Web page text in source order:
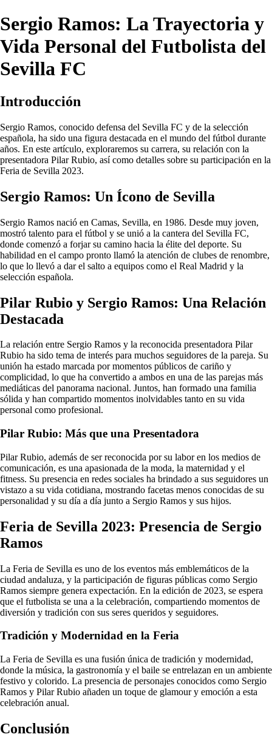
Sergio Ramos: La Trayectoria y
Vida Personal del Futbolista del
Sevilla FC
Introducción
Sergio Ramos, conocido defensa del Sevilla FC y de la selección
española, ha sido una figura destacada en el mundo del fútbol durante
años. En este artículo, exploraremos su carrera, su relación con la
presentadora Pilar Rubio, así como detalles sobre su participación en la
Feria de Sevilla 2023.
Sergio Ramos: Un Ícono de Sevilla
Sergio Ramos nació en Camas, Sevilla, en 1986. Desde muy joven,
mostró talento para el fútbol y se unió a la cantera del Sevilla FC,
donde comenzó a forjar su camino hacia la élite del deporte. Su
habilidad en el campo pronto llamó la atención de clubes de renombre,
lo que lo llevó a dar el salto a equipos como el Real Madrid y la
selección española.
Pilar Rubio y Sergio Ramos: Una Relación
Destacada
La relación entre Sergio Ramos y la reconocida presentadora Pilar
Rubio ha sido tema de interés para muchos seguidores de la pareja. Su
unión ha estado marcada por momentos públicos de cariño y
complicidad, lo que ha convertido a ambos en una de las parejas más
mediáticas del panorama nacional. Juntos, han formado una familia
sólida y han compartido momentos inolvidables tanto en su vida
personal como profesional.
Pilar Rubio: Más que una Presentadora
Pilar Rubio, además de ser reconocida por su labor en los medios de
comunicación, es una apasionada de la moda, la maternidad y el
fitness. Su presencia en redes sociales ha brindado a sus seguidores un
vistazo a su vida cotidiana, mostrando facetas menos conocidas de su
personalidad y su día a día junto a Sergio Ramos y sus hijos.
Feria de Sevilla 2023: Presencia de Sergio
Ramos
La Feria de Sevilla es uno de los eventos más emblemáticos de la
ciudad andaluza, y la participación de figuras públicas como Sergio
Ramos siempre genera expectación. En la edición de 2023, se espera
que el futbolista se una a la celebración, compartiendo momentos de
diversión y tradición con sus seres queridos y seguidores.
Tradición y Modernidad en la Feria
La Feria de Sevilla es una fusión única de tradición y modernidad,
donde la música, la gastronomía y el baile se entrelazan en un ambiente
festivo y colorido. La presencia de personajes conocidos como Sergio
Ramos y Pilar Rubio añaden un toque de glamour y emoción a esta
celebración anual.
Conclusión